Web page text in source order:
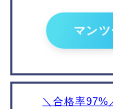
マン
＼合格率97%
立教女学院小学校
サレジアン国際学園
東京学芸大学附属小
小学校
成城学園初等学校